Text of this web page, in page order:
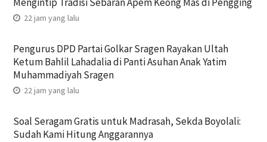
22 jam yang lalu
Pengurus DPD Partai Golkar Sragen Rayakan Ultah
Ketum Bahlil Lahadalia di Panti Asuhan Anak Yatim
Muhammadiyah Sragen
22 jam yang lalu
Soal Seragam Gratis untuk Madrasah, Sekda Boyolali:
Sudah Kami Hitung Anggarannya